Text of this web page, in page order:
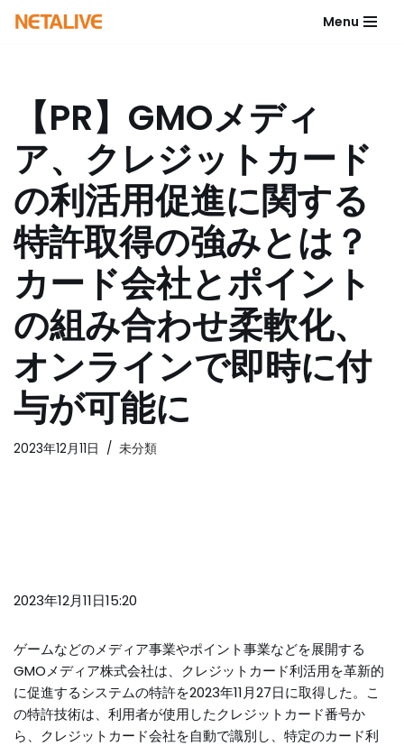
へ
ス
キ
ッ
プ
Menu
【PR】GMOメディ
ア、クレジットカード
の利活用促進に関する
特許取得の強みとは？
カード会社とポイント
の組み合わせ柔軟化、
オンラインで即時に付
与が可能に
2023年12月11日 未分類
2023年12月11日15:20
ゲームなどのメディア事業やポイント事業などを展開する
GMOメディア株式会社は、クレジットカード利活用を革新的
に促進するシステムの特許を2023年11月27日に取得した。こ
の特許技術は、利用者が使用したクレジットカード番号か
ら、クレジットカード会社を自動で識別し、特定のカード利